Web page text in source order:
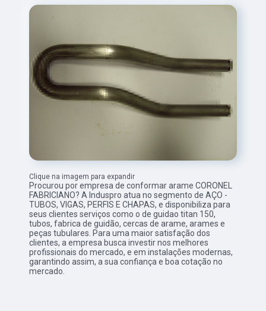
Clique na imagem para expandir
Procurou por empresa de conformar arame CORONEL
FABRICIANO? A Induspro atua no segmento de AÇO -
TUBOS, VIGAS, PERFIS E CHAPAS, e disponibiliza para
seus clientes serviços como o de guidao titan 150,
tubos, fabrica de guidão, cercas de arame, arames e
peças tubulares. Para uma maior satisfação dos
clientes, a empresa busca investir nos melhores
profissionais do mercado, e em instalações modernas,
garantindo assim, a sua confiança e boa cotação no
mercado.